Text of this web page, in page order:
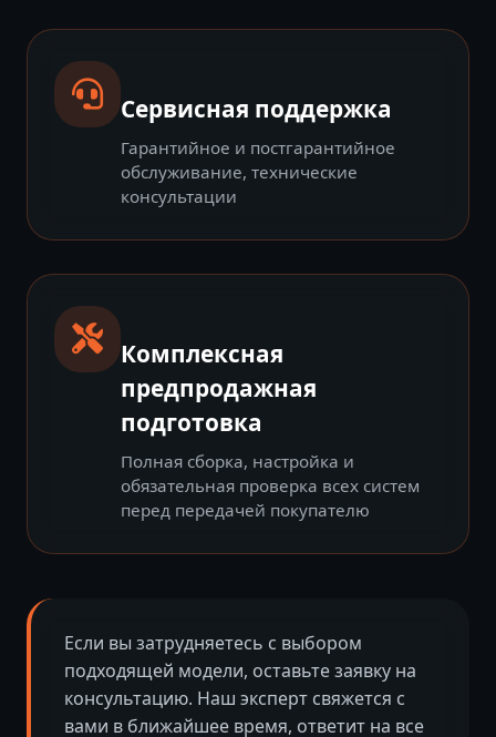
Сервисная поддержка
Гарантийное и постгарантийное
обслуживание, технические
консультации
Комплексная
предпродажная
подготовка
Полная сборка, настройка и
обязательная проверка всех систем
перед передачей покупателю
Если вы затрудняетесь с выбором
подходящей модели, оставьте заявку на
консультацию. Наш эксперт свяжется с
вами в ближайшее время, ответит на все